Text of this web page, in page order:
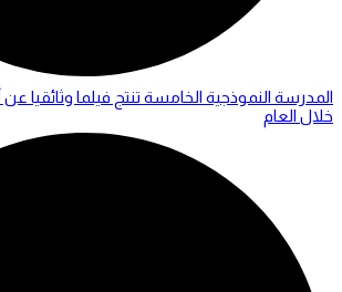
المدرسة النموذجية الخامسة تنتج فيلما وثائقيا
خلال العام